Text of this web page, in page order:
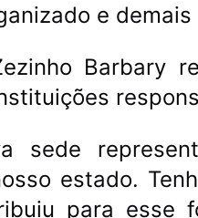
e
Barbary
sede
estado.
para esse